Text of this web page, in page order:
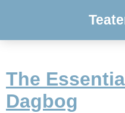
The
Dagbog